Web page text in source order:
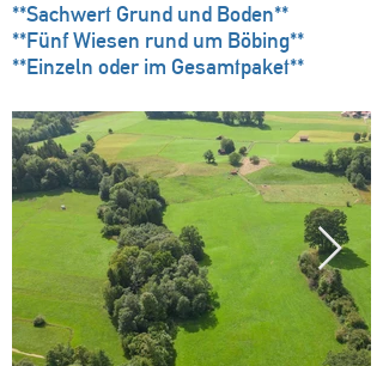
**Sachwert Grund und Boden**
**Fünf Wiesen rund um Böbing**
**Einzeln oder im Gesamtpaket**